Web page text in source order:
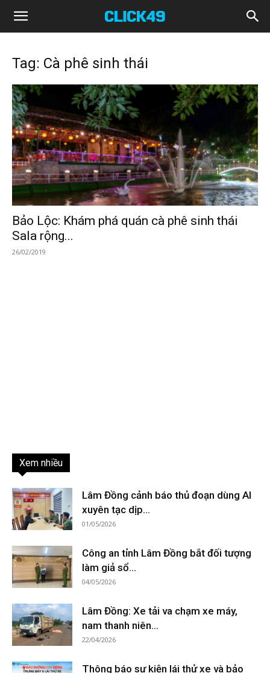
Click49
Tag: Cà phê sinh thái
Bảo Lộc: Khám phá quán cà phê sinh thái
Sala rộng...
26/02/2019
Xem nhiều
Lâm Đồng cảnh báo thủ đoạn dùng AI
xuyên tạc dịp...
01/05/2026
Công an tỉnh Lâm Đồng bắt đối tượng
làm giả sổ...
04/05/2026
Lâm Đồng: Xe tải va chạm xe máy,
nam thanh niên...
22/04/2026
Thông báo sự kiện lái thử xe và bảo